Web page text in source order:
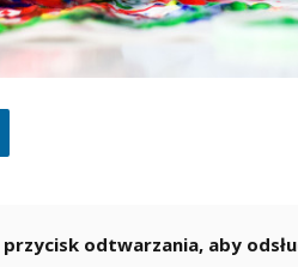
przycisk odtwarzania, aby